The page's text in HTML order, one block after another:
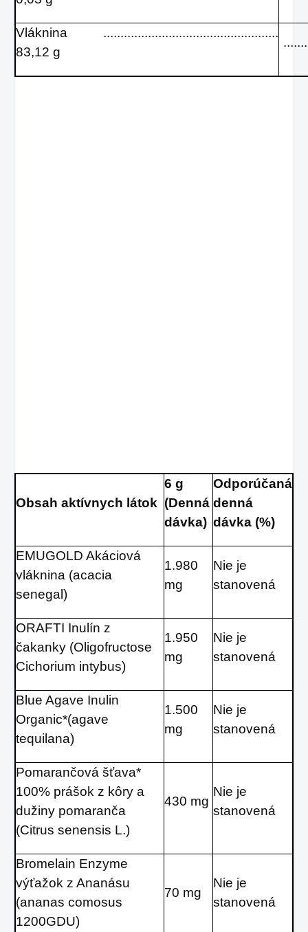
Vláknina ...................................................
83,12 g
Obsah aktívnych látok
6 g
(Denná
dávka)
Odporúčaná
denná
dávka (%)
EMUGOLD Akáciová
vláknina (acacia
senegal)
1.980
mg
Nie je
stanovená
ORAFTI Inulín z
čakanky (Oligofructose
Cichorium intybus)
1.950
mg
Nie je
stanovená
Blue Agave Inulin
Organic*(agave
tequilana)
1.500
mg
Nie je
stanovená
Pomarančová šťava*
100% prášok z kôry a
dužiny pomaranča
(Citrus senensis L.)
430 mg
Nie je
stanovená
Bromelain Enzyme
výťažok z Ananásu
(ananas comosus
1200GDU)
70 mg
Nie je
stanovená